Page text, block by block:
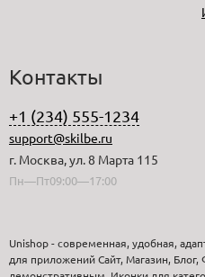
Контакты
+1 (234) 555-1234
support@skilbe.ru
г. Москва, ул. 8 Марта 115
Пн—Пт09:00—17:00
Unishop - современная, удобная,
для приложений Сайт, Магазин, Блог,